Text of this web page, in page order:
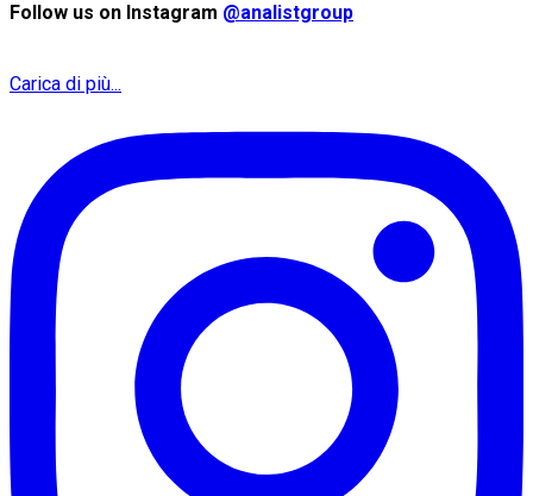
Follow us on Instagram @analistgroup
Carica di più...